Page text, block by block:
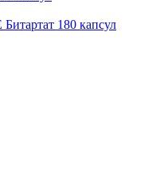
180 капсул